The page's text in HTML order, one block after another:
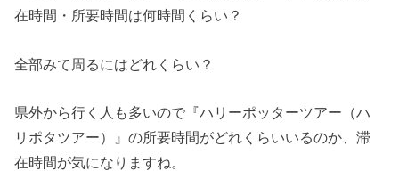
在時間・所要時間は何時間くらい？
全部みて周るにはどれくらい？
県外から行く人も多いので『ハリーポッターツアー（ハ
リポタツアー）』の所要時間がどれくらいいるのか、滞
在時間が気になりますね。